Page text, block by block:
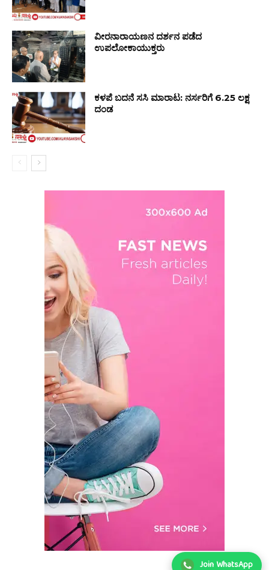
ವೀರನಾರಾಯಣನ ದರ್ಶನ ಪಡೆದ
ಉಪಲೋಕಾಯುಕ್ತರು
ಕಳಪೆ ಬದನೆ ಸಸಿ ಮಾರಾಟ: ನರ್ಸರಿಗೆ ₹6.25 ಲಕ್ಷ
ದಂಡ
Join WhatsApp